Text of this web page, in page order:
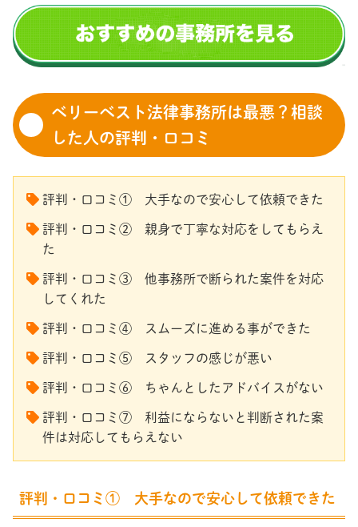
ベリーベスト法律事務所は最悪？相談
した人の評判・口コミ
評判・口コミ① 大手なので安心して依頼できた
評判・口コミ② 親身で丁寧な対応をしてもらえ
た
評判・口コミ③ 他事務所で断られた案件を対応
してくれた
評判・口コミ④ スムーズに進める事ができた
評判・口コミ⑤ スタッフの感じが悪い
評判・口コミ⑥ ちゃんとしたアドバイスがない
評判・口コミ⑦ 利益にならないと判断された案
件は対応してもらえない
評判・口コミ① 大手なので安心して依頼できた